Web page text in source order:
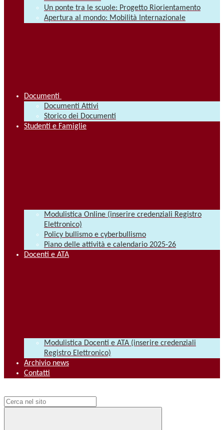
Un ponte tra le scuole: Progetto Riorientamento
Apertura al mondo: Mobilità Internazionale
Documenti
Documenti Attivi
Storico dei Documenti
Studenti e Famiglie
Modulistica Online (inserire credenziali Registro
Elettronico)
Policy bullismo e cyberbullismo
Piano delle attività e calendario 2025-26
Docenti e ATA
Modulistica Docenti e ATA (inserire credenziali
Registro Elettronico)
Archivio news
Contatti